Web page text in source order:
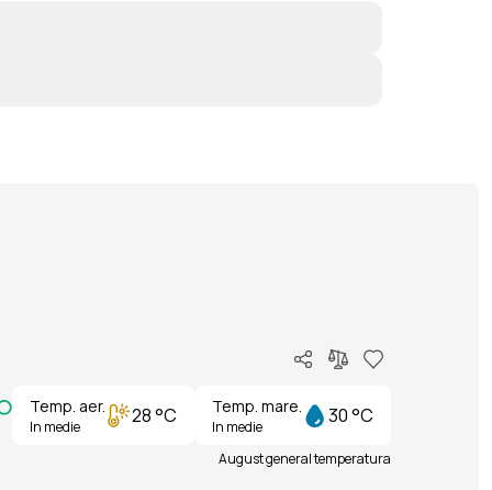
Temp. aer.
In medie 28 °C Temp. mare.
In medie 30 °C
August general temperatura